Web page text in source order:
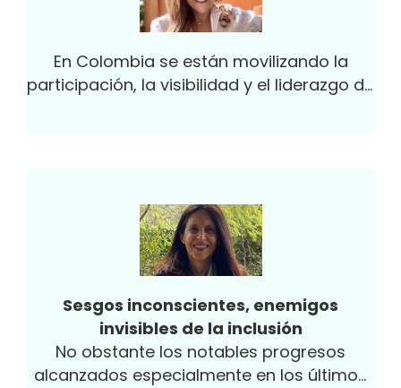
En Colombia se están movilizando la
participación, la visibilidad y el liderazgo de
Foro “Invierta en la Mujer Rural”, organizado
por la Corporación Colombia Internacional
(CCI) y Women in Connection (WIC),
presentando 10 proyectos en diferentes
etapas de desarrollo que hacen parte de
los primeros grupos de mujeres del
programa “500 mil agroempresarias CCI”.
Sesgos inconscientes, enemigos
invisibles de la inclusión
No obstante los notables progresos
alcanzados especialmente en los últimos